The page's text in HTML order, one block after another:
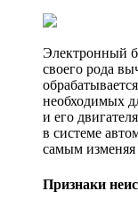
Электронный
своего рода
необходимых
и его
в системе
самым изменяя
Признаки